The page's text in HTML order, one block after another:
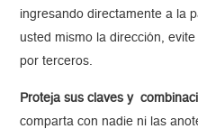
ingresando directamente a la
usted mismo la dirección,
por terceros.
Proteja sus claves y
comparta con nadie ni las